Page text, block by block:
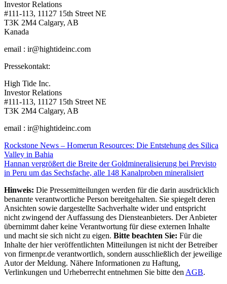
Investor Relations
#111-113, 11127 15th Street NE
T3K 2M4 Calgary, AB
Kanada
email : ir@hightideinc.com
Pressekontakt:
High Tide Inc.
Investor Relations
#111-113, 11127 15th Street NE
T3K 2M4 Calgary, AB
email : ir@hightideinc.com
Beitragsnavigation
Rockstone News – Homerun Resources: Die Entstehung des Silica
Valley in Bahia
Hannan vergrößert die Breite der Goldmineralisierung bei Previsto
in Peru um das Sechsfache, alle 148 Kanalproben mineralisiert
Hinweis: Die Pressemitteilungen werden für die darin ausdrücklich
benannte verantwortliche Person bereitgehalten. Sie spiegelt deren
Ansichten sowie dargestellte Sachverhalte wider und entspricht
nicht zwingend der Auffassung des Diensteanbieters. Der Anbieter
übernimmt daher keine Verantwortung für diese externen Inhalte
und macht sie sich nicht zu eigen. Bitte beachten Sie: Für die
Inhalte der hier veröffentlichten Mitteilungen ist nicht der Betreiber
von firmenpr.de verantwortlich, sondern ausschließlich der jeweilige
Autor der Meldung. Nähere Informationen zu Haftung,
Verlinkungen und Urheberrecht entnehmen Sie bitte den AGB.